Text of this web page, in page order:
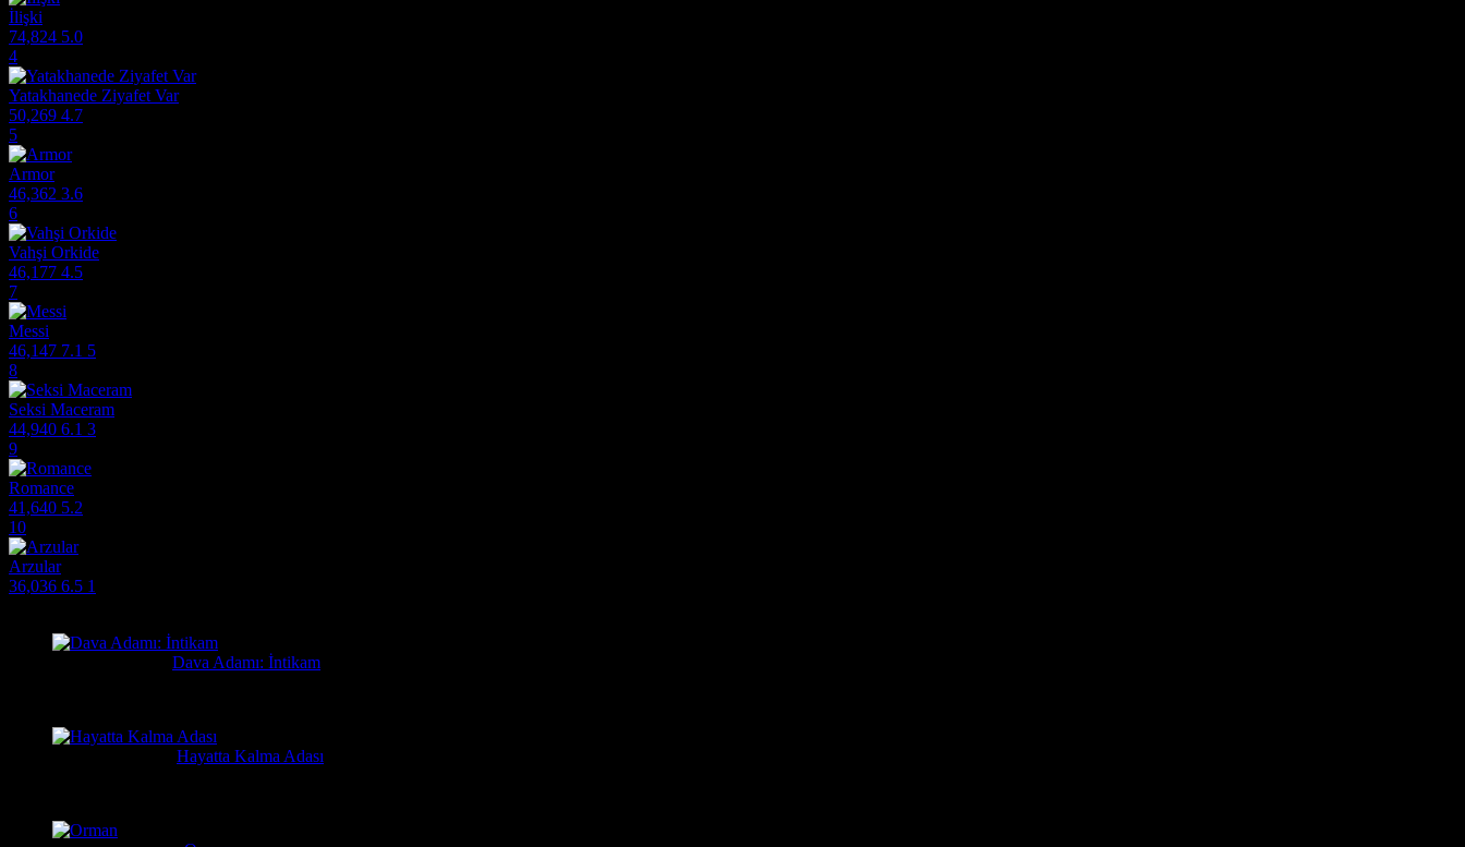
İlişki
74,824 5.0
4
Yatakhanede Ziyafet Var
50,269 4.7
5
Armor
46,362 3.6
6
Vahşi Orkide
46,177 4.5
7
Messi
46,147 7.1 5
8
Seksi Maceram
44,940 6.1 3
9
Romance
41,640 5.2
10
Arzular
36,036 6.5 1
Dava Adamı: İntikam
Hayatta Kalma Adası